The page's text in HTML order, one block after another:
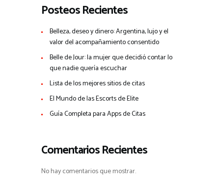
Posteos Recientes
Belleza, deseo y dinero: Argentina, lujo y el
valor del acompañamiento consentido
Belle de Jour: la mujer que decidió contar lo
que nadie quería escuchar
Lista de los mejores sitios de citas
El Mundo de las Escorts de Elite
Guía Completa para Apps de Citas
Comentarios Recientes
No hay comentarios que mostrar.